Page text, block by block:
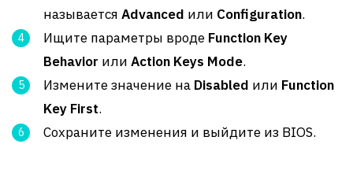
называется Advanced или Configuration.
Ищите параметры вроде Function Key
Behavior или Action Keys Mode.
Измените значение на Disabled или Function
Key First.
Сохраните изменения и выйдите из BIOS.